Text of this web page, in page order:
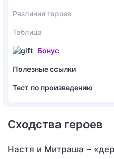
Различия героев
Таблица
Бонус
Полезные ссылки
Тест по произведению
Сходства героев
Настя и Митраша –